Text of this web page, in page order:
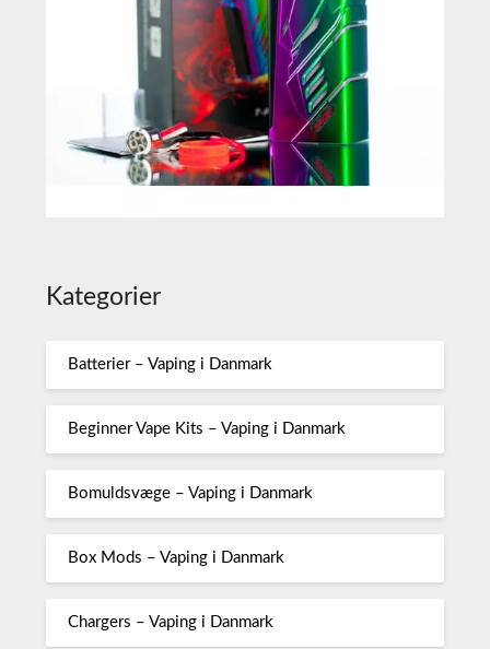
Kategorier
Batterier – Vaping i Danmark
Beginner Vape Kits – Vaping i Danmark
Bomuldsvæge – Vaping i Danmark
Box Mods – Vaping i Danmark
Chargers – Vaping i Danmark